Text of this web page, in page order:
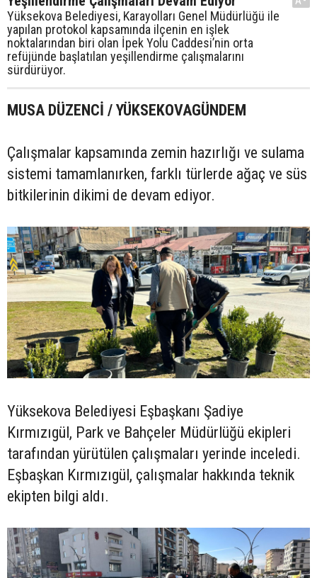
Yüksekova Belediyesi, Karayolları Genel Müdürlüğü ile
yapılan protokol kapsamında ilçenin en işlek
noktalarından biri olan İpek Yolu Caddesi’nin orta
refüjünde başlatılan yeşillendirme çalışmalarını
sürdürüyor.
MUSA DÜZENCİ / YÜKSEKOVAGÜNDEM
Çalışmalar kapsamında zemin hazırlığı ve sulama
sistemi tamamlanırken, farklı türlerde ağaç ve süs
bitkilerinin dikimi de devam ediyor.
Yüksekova Belediyesi Eşbaşkanı Şadiye
Kırmızıgül, Park ve Bahçeler Müdürlüğü ekipleri
tarafından yürütülen çalışmaları yerinde inceledi.
Eşbaşkan Kırmızıgül, çalışmalar hakkında teknik
ekipten bilgi aldı.